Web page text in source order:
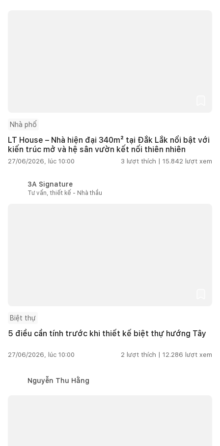
Nhà phố
LT House – Nhà hiện đại 340m² tại Đắk Lắk nổi bật với
kiến trúc mở và hệ sân vườn kết nối thiên nhiên
27/06/2026, lúc 10:00 3 lượt thích | 15.842 lượt xem
3A Signature
Tư vấn, thiết kế - Nhà thầu
Biệt thự
5 điều cần tính trước khi thiết kế biệt thự hướng Tây
27/06/2026, lúc 10:00 2 lượt thích | 12.286 lượt xem
Nguyễn Thu Hằng